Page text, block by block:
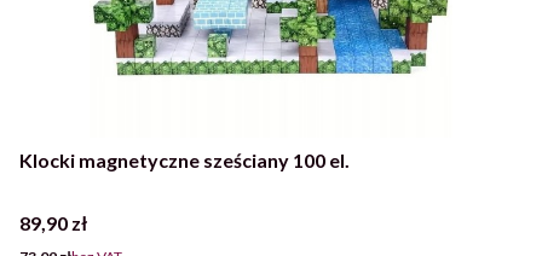
Klocki magnetyczne sześciany 100 el.
Cena
89,90 zł